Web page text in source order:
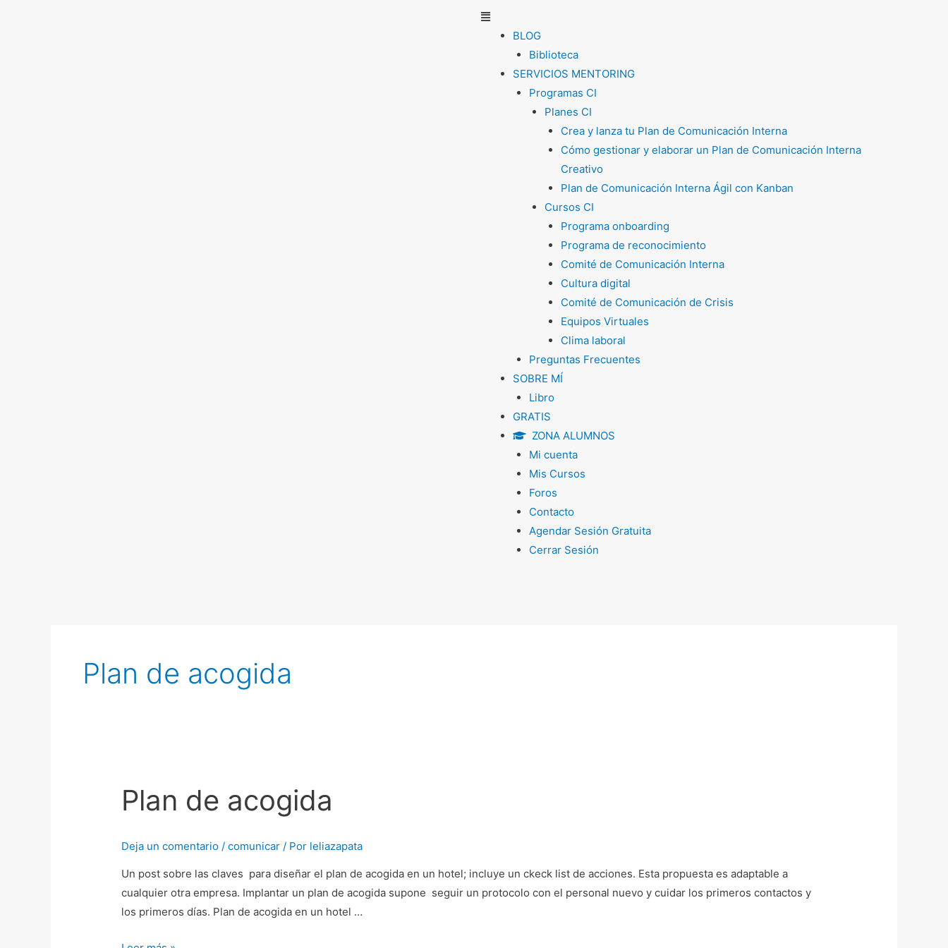
Menú
BLOG
Biblioteca
SERVICIOS MENTORING
Programas CI
Planes CI
Crea y lanza tu Plan de Comunicación Interna
Cómo gestionar y elaborar un Plan de Comunicación Interna
Creativo
Plan de Comunicación Interna Ágil con Kanban
Cursos CI
Programa onboarding
Programa de reconocimiento
Comité de Comunicación Interna
Cultura digital
Comité de Comunicación de Crisis
Equipos Virtuales
Clima laboral
Preguntas Frecuentes
SOBRE MÍ
Libro
GRATIS
ZONA ALUMNOS
Mi cuenta
Mis Cursos
Foros
Contacto
Agendar Sesión Gratuita
Cerrar Sesión
Plan de acogida
Plan de acogida
Deja un comentario /comunicar / Por leliazapata
Un post sobre las claves para diseñar el plan de acogida en un hotel; incluye un ckeck list de acciones. Esta propuesta es adaptable a
cualquier otra empresa. Implantar un plan de acogida supone seguir un protocolo con el personal nuevo y cuidar los primeros contactos y
los primeros días. Plan de acogida en un hotel …
Plan
de